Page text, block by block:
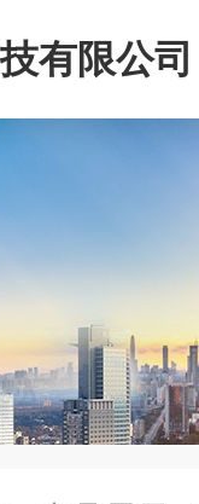
有限公司